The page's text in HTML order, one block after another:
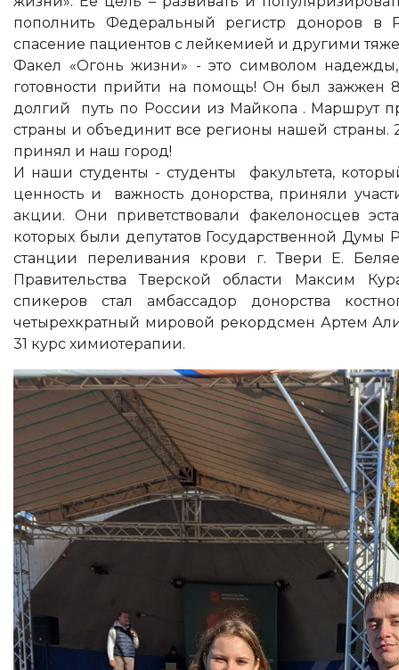
пополнить Федеральный регистр доноров в
спасение пациентов с лейкемией и другими
Факел «Огонь жизни» - это символом надежды,
готовности прийти на помощь! Он был зажжен
долгий путь по России из Майкопа . Маршрут
страны и объединит все регионы нашей страны.
принял и наш город!
И наши студенты - студенты факультета,
ценность и важность донорства, приняли
акции. Они приветствовали факелоносцев
которых были депутатов Государственной
станции переливания крови г. Твери Е.
Правительства Тверской области Максим
спикеров стал амбассадор донорства
четырехкратный мировой рекордсмен Артем
31 курс химиотерапии.